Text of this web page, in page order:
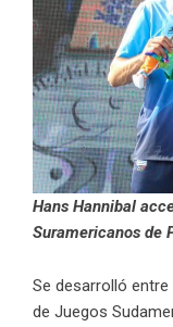
Hans Hannibal
Suramericanos de
Se desarrolló entre
de Juegos